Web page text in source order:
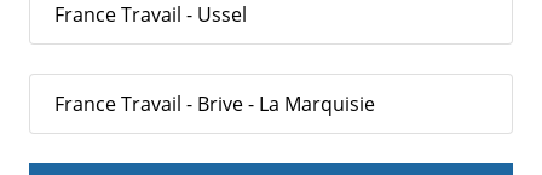
France Travail - Ussel
France Travail - Brive - La Marquisie